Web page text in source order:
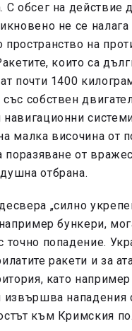
С обсег на действие
не се
на
които са
почти 1400
собствен
малка височина от
поразяване от
отбрана.
„силно
например бункери,
точно попадение.
ракети и за
като
извършва нападения
към Кримския